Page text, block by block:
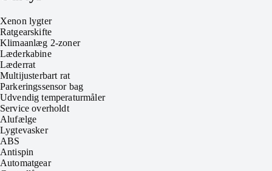
Xenon lygter
Ratgearskifte
Klimaanlæg 2-zoner
Læderkabine
Læderrat
Multijusterbart rat
Parkeringssensor bag
Udvendig temperaturmåler
Service overholdt
Alufælge
Lygtevasker
ABS
Antispin
Automatgear